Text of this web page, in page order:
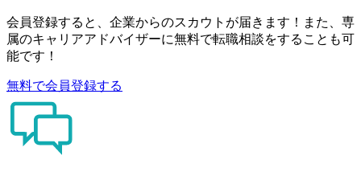
会員登録すると、企業からのスカウトが届きます！また、専
属のキャリアアドバイザーに無料で転職相談をすることも可
能です！
無料で会員登録する